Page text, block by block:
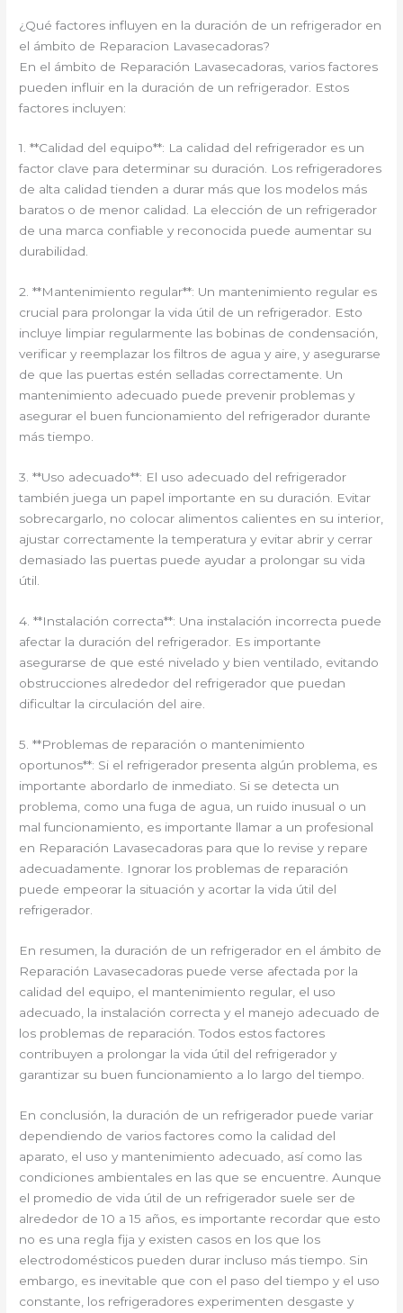
¿Qué factores influyen en la duración de un refrigerador en
el ámbito de Reparacion Lavasecadoras?
En el ámbito de Reparación Lavasecadoras, varios factores
pueden influir en la duración de un refrigerador. Estos
factores incluyen:
1. **Calidad del equipo**: La calidad del refrigerador es un
factor clave para determinar su duración. Los refrigeradores
de alta calidad tienden a durar más que los modelos más
baratos o de menor calidad. La elección de un refrigerador
de una marca confiable y reconocida puede aumentar su
durabilidad.
2. **Mantenimiento regular**: Un mantenimiento regular es
crucial para prolongar la vida útil de un refrigerador. Esto
incluye limpiar regularmente las bobinas de condensación,
verificar y reemplazar los filtros de agua y aire, y asegurarse
de que las puertas estén selladas correctamente. Un
mantenimiento adecuado puede prevenir problemas y
asegurar el buen funcionamiento del refrigerador durante
más tiempo.
3. **Uso adecuado**: El uso adecuado del refrigerador
también juega un papel importante en su duración. Evitar
sobrecargarlo, no colocar alimentos calientes en su interior,
ajustar correctamente la temperatura y evitar abrir y cerrar
demasiado las puertas puede ayudar a prolongar su vida
útil.
4. **Instalación correcta**: Una instalación incorrecta puede
afectar la duración del refrigerador. Es importante
asegurarse de que esté nivelado y bien ventilado, evitando
obstrucciones alrededor del refrigerador que puedan
dificultar la circulación del aire.
5. **Problemas de reparación o mantenimiento
oportunos**: Si el refrigerador presenta algún problema, es
importante abordarlo de inmediato. Si se detecta un
problema, como una fuga de agua, un ruido inusual o un
mal funcionamiento, es importante llamar a un profesional
en Reparación Lavasecadoras para que lo revise y repare
adecuadamente. Ignorar los problemas de reparación
puede empeorar la situación y acortar la vida útil del
refrigerador.
En resumen, la duración de un refrigerador en el ámbito de
Reparación Lavasecadoras puede verse afectada por la
calidad del equipo, el mantenimiento regular, el uso
adecuado, la instalación correcta y el manejo adecuado de
los problemas de reparación. Todos estos factores
contribuyen a prolongar la vida útil del refrigerador y
garantizar su buen funcionamiento a lo largo del tiempo.
En conclusión, la duración de un refrigerador puede variar
dependiendo de varios factores como la calidad del
aparato, el uso y mantenimiento adecuado, así como las
condiciones ambientales en las que se encuentre. Aunque
el promedio de vida útil de un refrigerador suele ser de
alrededor de 10 a 15 años, es importante recordar que esto
no es una regla fija y existen casos en los que los
electrodomésticos pueden durar incluso más tiempo. Sin
embargo, es inevitable que con el paso del tiempo y el uso
constante, los refrigeradores experimenten desgaste y